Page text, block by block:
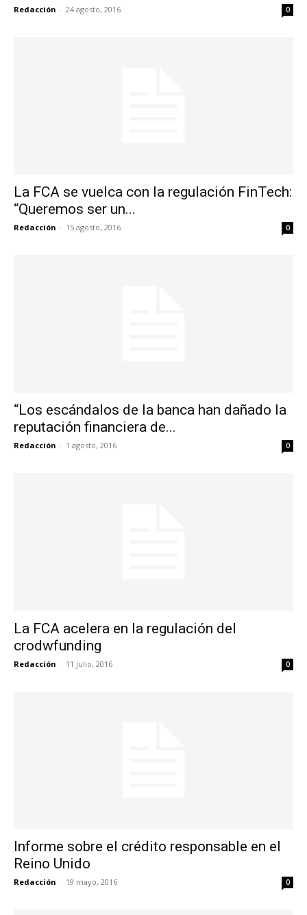
Redacción - 24 agosto, 2016 0
La FCA se vuelca con la regulación FinTech:
“Queremos ser un...
Redacción - 15 agosto, 2016 0
“Los escándalos de la banca han dañado la
reputación financiera de...
Redacción - 1 agosto, 2016 0
La FCA acelera en la regulación del
crodwfunding
Redacción - 11 julio, 2016 0
Informe sobre el crédito responsable en el
Reino Unido
Redacción - 19 mayo, 2016 0